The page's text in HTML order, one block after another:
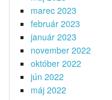
marec 2023
február 2023
január 2023
november 2022
október 2022
jún 2022
máj 2022